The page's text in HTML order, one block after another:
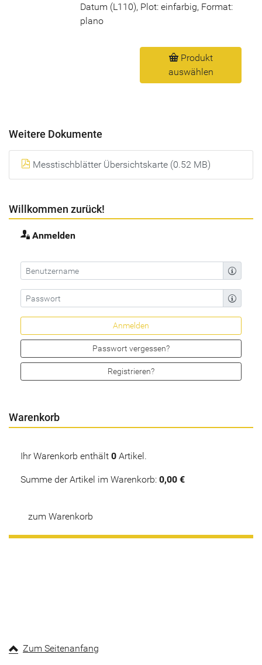
Datum (L110), Plot: einfarbig, Format:
plano
Produkt
auswählen
Weitere Dokumente
Messtischblätter Übersichtskarte (0.52 MB)
Willkommen zurück!
Anmelden
Passwort vergessen?
Registrieren?
Warenkorb
Ihr Warenkorb enthält 0 Artikel.
Summe der Artikel im Warenkorb: 0,00 €
zum Warenkorb
Zum Seitenanfang